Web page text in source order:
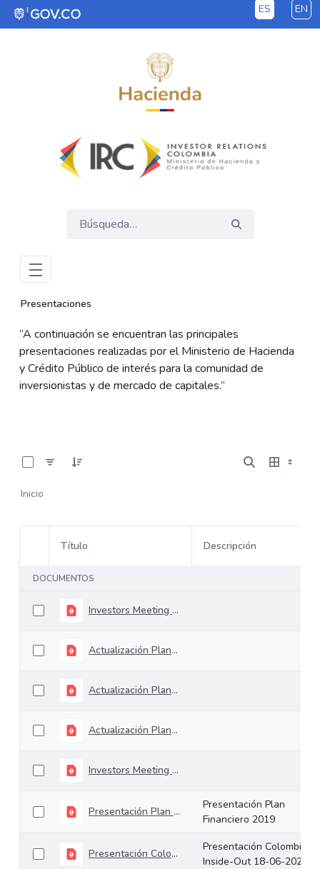
Saltar al contenido principal ES EN
Presentaciones
“A continuación se encuentran las principales
presentaciones realizadas por el Ministerio de Hacienda
y Crédito Público de interés para la comunidad de
inversionistas y de mercado de capitales.”
Inicio
Selección del elemento
Título Descripción
DOCUMENTOS
Investors Meeting Financial Plan Update 12.02.2025
Actualización Plan Financiero 2023
Actualización Plan Financiero 2024
Actualización Plan Financiero 2025
Investors Meeting ministro IRC 18.12.2024
Presentación Plan Financiero 2019
Presentación Plan
Financiero 2019
Presentación Colombia Inside-Out 18-06-2020
Presentación Colombia
Inside-Out 18-06-2020